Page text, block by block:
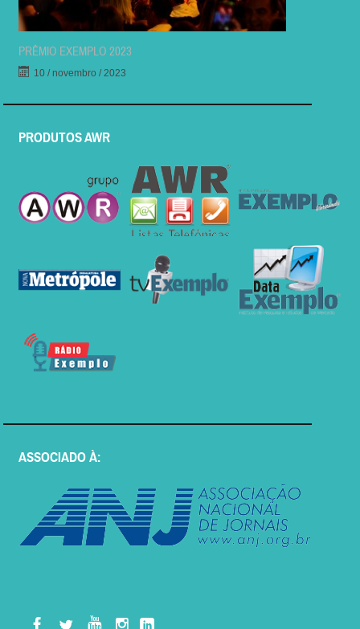
PRÊMIO EXEMPLO 2023
10 / novembro / 2023
PRODUTOS AWR
ASSOCIADO À: